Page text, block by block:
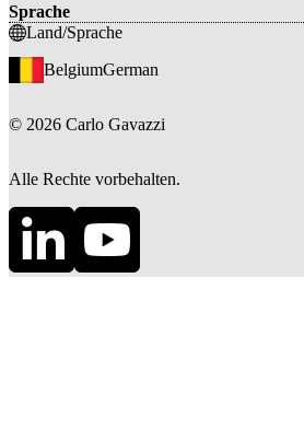
Sprache
Land/Sprache
BelgiumGerman
© 2026 Carlo Gavazzi
Alle Rechte vorbehalten.